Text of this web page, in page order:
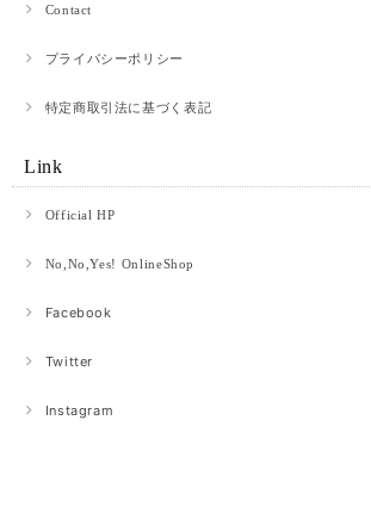
Contact
プライバシーポリシー
特定商取引法に基づく表記
Link
Official HP
No,No,Yes! OnlineShop
Facebook
Twitter
Instagram